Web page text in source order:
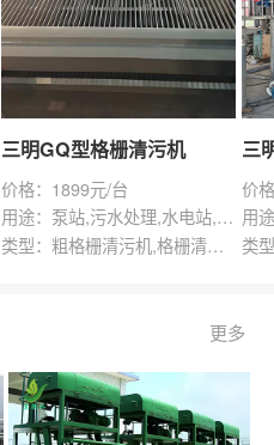
三明GQ型格栅清污机
价格：1899元/台
用途：泵站,污水处理,水电站,自来水厂,给排水工程
类型：粗格栅清污机,格栅清污机,回转式清污机
价
更多